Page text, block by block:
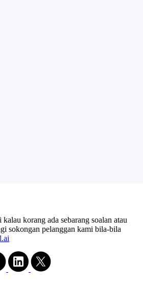
korang ada sebarang soalan atau
sokongan pelanggan kami bila-bila